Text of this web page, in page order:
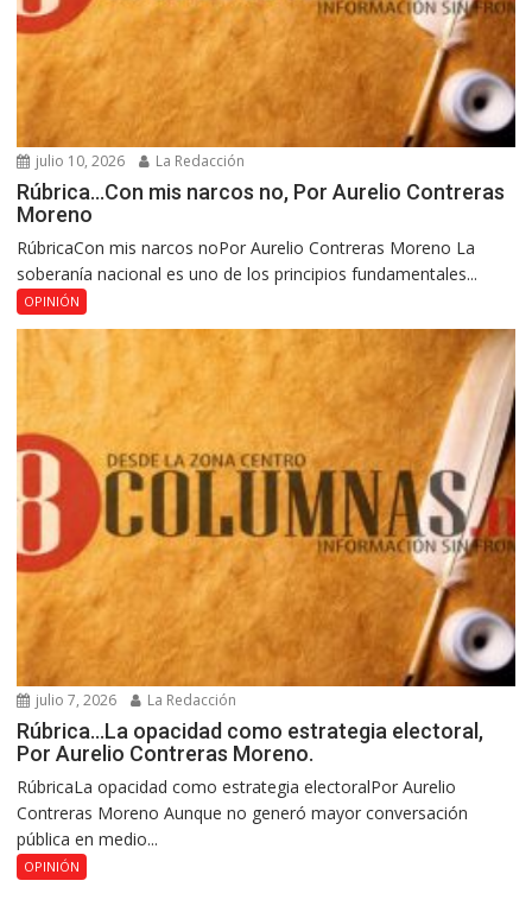
julio 10, 2026 La Redacción
Rúbrica…Con mis narcos no, Por Aurelio Contreras
Moreno
RúbricaCon mis narcos noPor Aurelio Contreras Moreno La
soberanía nacional es uno de los principios fundamentales...
OPINIÓN
julio 7, 2026 La Redacción
Rúbrica…La opacidad como estrategia electoral,
Por Aurelio Contreras Moreno.
RúbricaLa opacidad como estrategia electoralPor Aurelio
Contreras Moreno Aunque no generó mayor conversación
pública en medio...
OPINIÓN